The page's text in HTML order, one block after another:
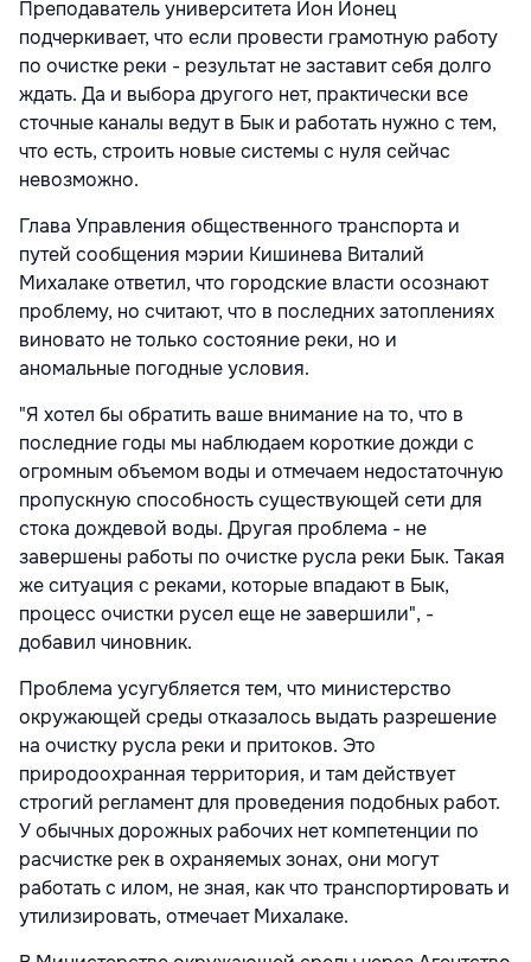
Преподаватель университета Ион Ионец
подчеркивает, что если провести грамотную работу
по очистке реки - результат не заставит себя долго
ждать. Да и выбора другого нет, практически все
сточные каналы ведут в Бык и работать нужно с тем,
что есть, строить новые системы с нуля сейчас
невозможно.
Глава Управления общественного транспорта и
путей сообщения мэрии Кишинева Виталий
Михалаке ответил, что городские власти осознают
проблему, но считают, что в последних затоплениях
виновато не только состояние реки, но и
аномальные погодные условия.
"Я хотел бы обратить ваше внимание на то, что в
последние годы мы наблюдаем короткие дожди с
огромным объемом воды и отмечаем недостаточную
пропускную способность существующей сети для
стока дождевой воды. Другая проблема - не
завершены работы по очистке русла реки Бык. Такая
же ситуация с реками, которые впадают в Бык,
процесс очистки русел еще не завершили", -
добавил чиновник.
Проблема усугубляется тем, что министерство
окружающей среды отказалось выдать разрешение
на очистку русла реки и притоков. Это
природоохранная территория, и там действует
строгий регламент для проведения подобных работ.
У обычных дорожных рабочих нет компетенции по
расчистке рек в охраняемых зонах, они могут
работать с илом, не зная, как что транспортировать и
утилизировать, отмечает Михалаке.